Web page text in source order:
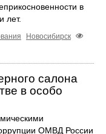
в
лет.
Новосибирск
салона
в особо
ОМВД России